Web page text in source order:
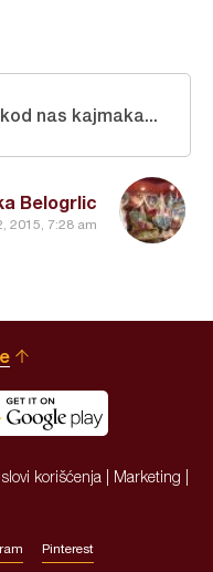
Belogrlic
2015, 7:28 am
nas kajmaka...
korišćenja Marketing
Pinterest